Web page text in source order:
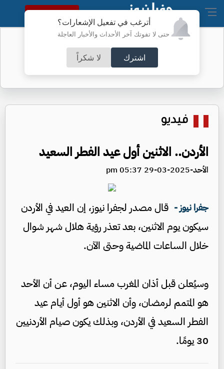
أترغب في تفعيل الإشعارات؟
حتى لا تفوتك آخر الأحداث والأخبار العاجلة
اشترك لا شكراً
النسخة الكاملة
يوضح
فيديو
الأردن.. الاثنين أول عيد الفطر السعيد
الأحد-2025-03-29 05:37 pm
جفرا نيوز - قال مصدر لجفرا نيوز، إن العيد في الأردن
سيكون يوم الاثنين، بعد تعذر رؤية هلال شهر شوال
خلال الساعات الماضية وحتى الآن.
وسيُعلن قبل أذان المغرب مساء اليوم، عن أن الأحد
هو المتمم لرمضان، وأن الاثنين هو أول أيام عيد
الفطر السعيد في الأردن، وبذلك يكون صيام الأردنيين
30 يومًا.